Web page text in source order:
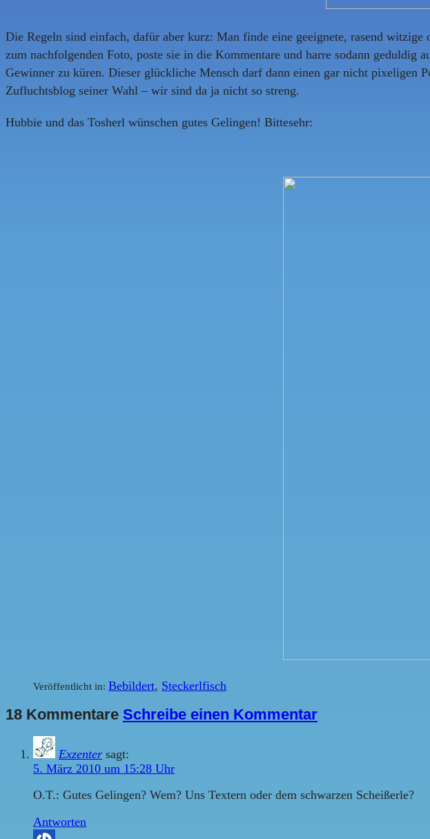
Die Regeln sind einfach, dafür aber kurz: Man finde eine geeignete, rasend
zum nachfolgenden Foto, poste sie in die Kommentare und harre sodann
Gewinner zu küren. Dieser glückliche Mensch darf dann einen gar nicht pixeligen
Zufluchtsblog seiner Wahl – wir sind da ja nicht so streng.
Hubbie und das Tosherl wünschen gutes Gelingen! Bittesehr:
Veröffentlicht in: Bebildert, Steckerlfisch
18 Kommentare Schreibe einen Kommentar
Exzenter sagt:
5. März 2010 um 15:28 Uhr
O.T.: Gutes Gelingen? Wem? Uns Textern oder dem schwarzen Scheißerle?
Antworten